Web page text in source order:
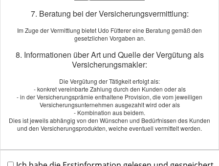
Folgen einer Berufsunfähigkeit ab. Unser Angebot ist schnell
erklärt: niedrige Beiträge, maximaler Schutz.
Fordern Sie jetzt unverbindlich ein Angebot an. Oder rufen Sie
uns an und wir beraten Sie persönlich und individuell. Wir
Angebot und Vergleich zur
Berufsunfähigkeitsversicherung anfordern!
Wir erstellen Ihnen gerne ein Vergleichsangebot.
Angebot anfordern
7. Beratung bei der Versicherungsvermittlung:
Im Zuge der Vermittlung bietet Udo Fütterer eine Beratung gemäß den
gesetzlichen Vorgaben an.
8. Informationen über Art und Quelle der Vergütung als
Versicherungsmakler:
Die Vergütung der Tätigkeit erfolgt als:
- konkret vereinbarte Zahlung durch den Kunden oder als
- in der Versicherungsprämie enthaltene Provision, die vom jeweiligen
Versicherungsunternehmen ausgezahlt wird oder als
- Kombination aus beidem.
Dies ist jeweils abhängig von den Wünschen und Bedürfnissen des Kunden
und den Versicherungsprodukten, welche eventuell vermittelt werden.